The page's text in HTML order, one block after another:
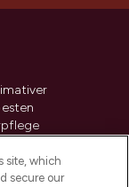
online
site, which
secure our